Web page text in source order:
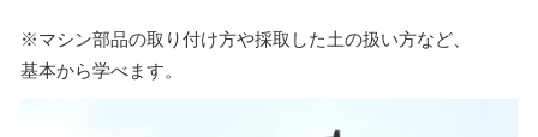
※マシン部品の取り付け方や採取した土の扱い方など、
基本から学べます。